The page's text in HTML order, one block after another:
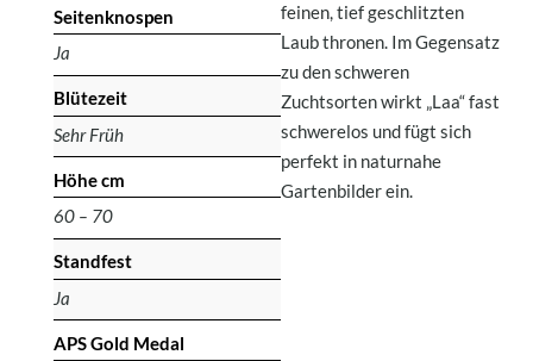
Seitenknospen
Ja
Blütezeit
Sehr Früh
Höhe cm
60 – 70
Standfest
Ja
APS Gold Medal
feinen, tief geschlitzten
Laub thronen. Im Gegensatz
zu den schweren
Zuchtsorten wirkt „Laa“ fast
schwerelos und fügt sich
perfekt in naturnahe
Gartenbilder ein.